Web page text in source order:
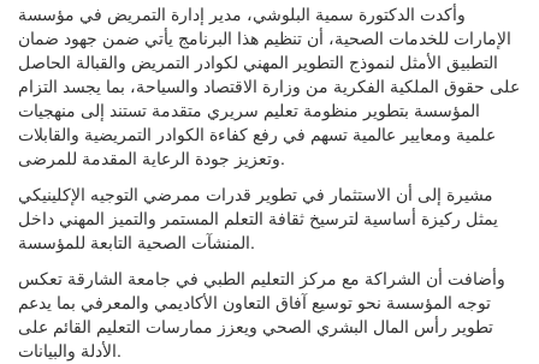
وأكدت الدكتورة سمية البلوشي، مدير إدارة التمريض في مؤسسة
الإمارات للخدمات الصحية، أن تنظيم هذا البرنامج يأتي ضمن جهود ضمان
التطبيق الأمثل لنموذج التطوير المهني لكوادر التمريض والقبالة الحاصل
على حقوق الملكية الفكرية من وزارة الاقتصاد والسياحة، بما يجسد التزام
المؤسسة بتطوير منظومة تعليم سريري متقدمة تستند إلى منهجيات
علمية ومعايير عالمية تسهم في رفع كفاءة الكوادر التمريضية والقابلات
وتعزيز جودة الرعاية المقدمة للمرضى.
مشيرة إلى أن الاستثمار في تطوير قدرات ممرضي التوجيه الإكلينيكي
يمثل ركيزة أساسية لترسيخ ثقافة التعلم المستمر والتميز المهني داخل
المنشآت الصحية التابعة للمؤسسة.
وأضافت أن الشراكة مع مركز التعليم الطبي في جامعة الشارقة تعكس
توجه المؤسسة نحو توسيع آفاق التعاون الأكاديمي والمعرفي بما يدعم
تطوير رأس المال البشري الصحي ويعزز ممارسات التعليم القائم على
الأدلة والبيانات.